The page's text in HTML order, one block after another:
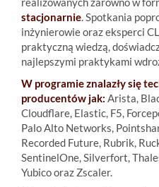
stacjonarnie . Spotkania
inżynierowie oraz eksperci
praktyczną wiedzą,
najlepszymi praktykami
W programie znalazły się
producentów jak: Arista,
Cloudflare, Elastic, F5,
Palo Alto Networks,
Recorded Future, Rubrik,
SentinelOne, Silverfort,
Yubico oraz Zscaler.